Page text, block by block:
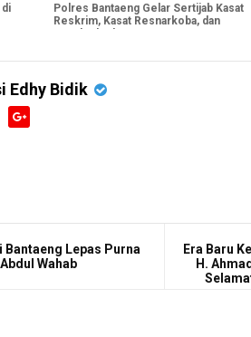
di
Polres Bantaeng Gelar Sertijab Kasat
Reskrim, Kasat Resnarkoba, dan
Kapolsek Uluere
Edhy Bidik
Bantaeng Lepas Purna
Wahab
Era Baru
H.